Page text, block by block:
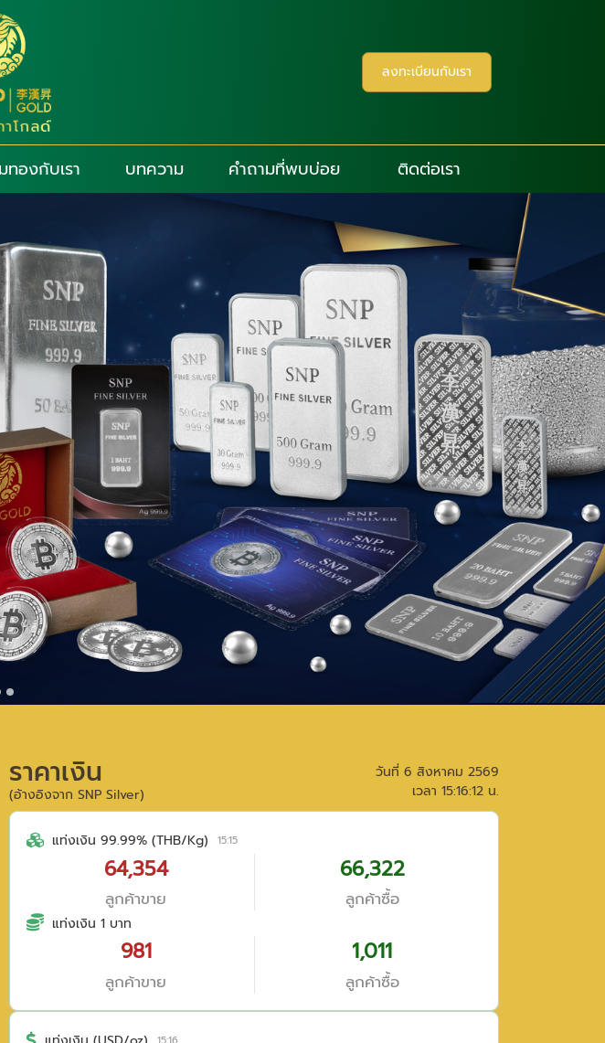
ลงทะเบียนกับเรา
ทองกับเรา บทความ คำถามที่พบบ่อย ติดต่อเรา
ราคาเงิน
(อ้างอิงจาก SNP Silver)
วันที่ 6 สิงหาคม 2569
เวลา 15:16:12 น.
แท่งเงิน 99.99% (THB/Kg) 15:15
64,354
ลูกค้าขาย
66,322
ลูกค้าซื้อ
แท่งเงิน 1 บาท
981
ลูกค้าขาย
1,011
ลูกค้าซื้อ